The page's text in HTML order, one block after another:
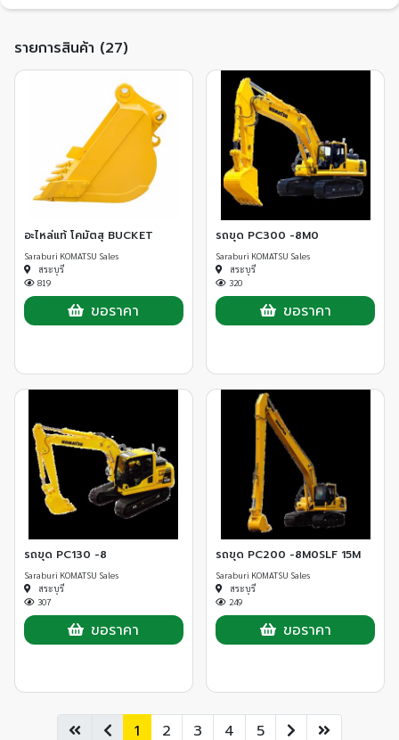
รายการสินค้า (27)
อะไหล่แท้ โคมัตสุ BUCKET
Saraburi KOMATSU Sales
สระบุรี
819
ขอราคา
รถขุด PC300 -8M0
Saraburi KOMATSU Sales
สระบุรี
320
ขอราคา
รถขุด PC130 -8
Saraburi KOMATSU Sales
สระบุรี
307
ขอราคา
รถขุด PC200 -8M0SLF 15M
Saraburi KOMATSU Sales
สระบุรี
249
ขอราคา
1 2 3 4 5